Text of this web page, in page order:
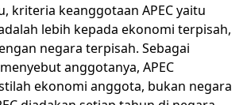
kriteria keanggotaan APEC yaitu
lebih kepada ekonomi terpisah,
negara terpisah. Sebagai
anggotanya, APEC
ekonomi anggota, bukan negara